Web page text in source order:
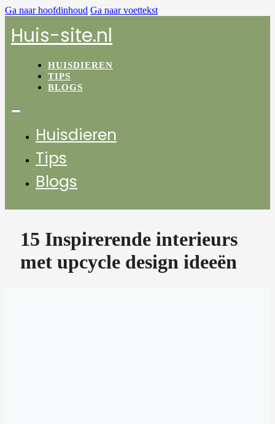
Ga naar hoofdinhoud Ga naar voettekst
Huis-site.nl
HUISDIEREN
TIPS
BLOGS
Huisdieren
Tips
Blogs
15 Inspirerende interieurs
met upcycle design ideeën